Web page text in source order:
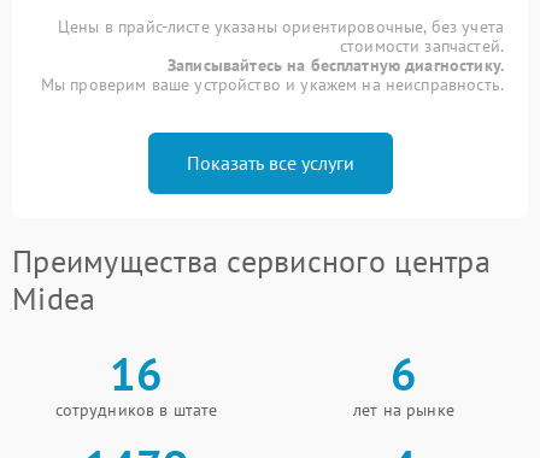
Цены в прайс-листе указаны ориентировочные, без учета
стоимости запчастей.
Записывайтесь на бесплатную диагностику.
Мы проверим ваше устройство и укажем на неисправность.
Показать все услуги
Преимущества сервисного центра
Midea
16
сотрудников в штате
6
лет на рынке